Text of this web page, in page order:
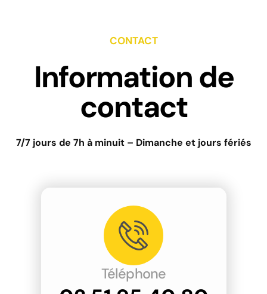
CONTACT
Information de
contact
7/7 jours de 7h à minuit – Dimanche et jours fériés
Téléphone